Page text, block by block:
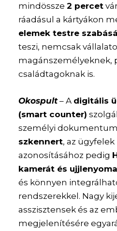
mindössze2 percet
ráadásul a kártyákon
elemek testre
teszi, nemcsak
magánszemélyeknek,
családtagoknak is.
Okospult– A digitális
(smart counter)
személyi
szkennert, az
azonosításához pedig
kamerát és
és könnyen
rendszerekkel. Nagy
asszisztensek és az
megjelenítésére